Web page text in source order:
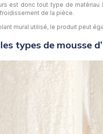
est donc tout type de
de la pièce.
mural utilisé, le produit peut
types de mousse